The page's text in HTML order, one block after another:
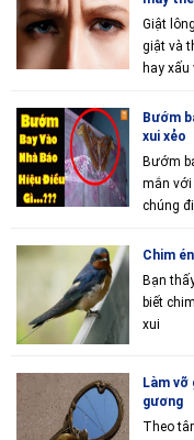
Giật
giật và
hay
Bướm
xui xẻo
Bướm
mắn với
chúng
Chim
Bạn
biết
xui
Làm
gương
Theo